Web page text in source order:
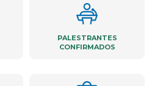
PALESTRANTES
CONFIRMADOS